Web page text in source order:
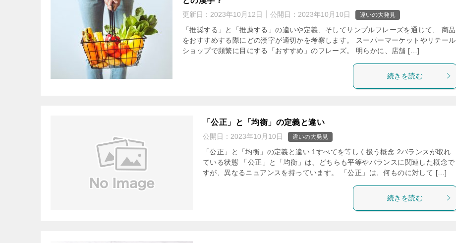
更新日： 2023年10月12日 公開日： 2023年10月10日 違いの大発見
「推奨する」と「推薦する」の違いや定義、そしてサンプルフレーズを通じて、 商品
をおすすめする際にどの漢字が適切かを考察します。 スーパーマーケットやリテール
ショップで頻繁に目にする「おすすめ」のフレーズ。 明らかに、店舗 […]
続きを読む
「公正」と「均衡」の定義と違い
公開日： 2023年10月10日 違いの大発見
「公正」と「均衡」の定義と違い ​1​すべてを等しく扱う概念 ​2​バランスが取れ
ている状態 「公正」と「均衡」は、どちらも平等やバランスに関連した概念で
すが、異なるニュアンスを持っています。 「公正」は、何ものに対して […]
続きを読む